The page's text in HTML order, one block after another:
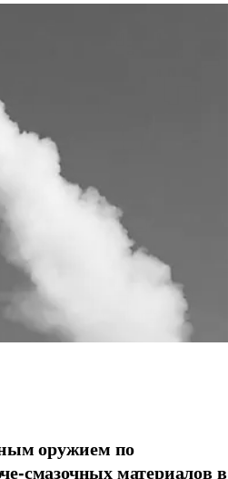
оружием по
смазочных материалов в